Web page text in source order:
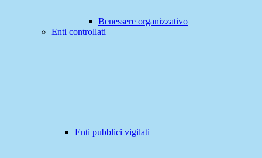
Benessere organizzativo
Enti controllati
Enti pubblici vigilati